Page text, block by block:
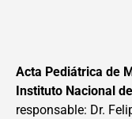
Acta Pediátrica de
Instituto Nacional
responsable: Dr.